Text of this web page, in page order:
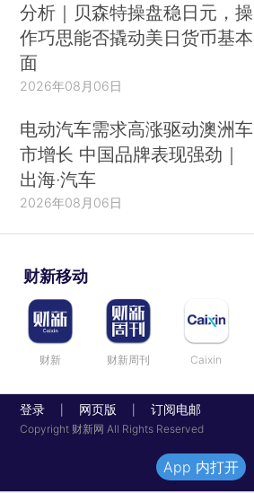
分析｜贝森特操盘稳日元，操
作巧思能否撬动美日货币基本
面
2026年08月06日
电动汽车需求高涨驱动澳洲车
市增长 中国品牌表现强劲｜
出海·汽车
2026年08月06日
财新移动
财新 财新周刊 Caixin
登录 网页版 订阅电邮
Copyright 财新网 All Rights Reserved
App 内打开